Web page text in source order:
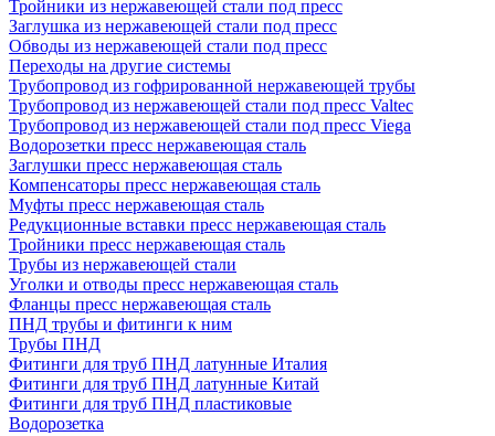
Тройники из нержавеющей стали под пресс
Заглушка из нержавеющей стали под пресс
Обводы из нержавеющей стали под пресс
Переходы на другие системы
Трубопровод из гофрированной нержавеющей трубы
Трубопровод из нержавеющей стали под пресс Valtec
Трубопровод из нержавеющей стали под пресс Viega
Водорозетки пресс нержавеющая сталь
Заглушки пресс нержавеющая сталь
Компенсаторы пресс нержавеющая сталь
Муфты пресс нержавеющая сталь
Редукционные вставки пресс нержавеющая сталь
Тройники пресс нержавеющая сталь
Трубы из нержавеющей стали
Уголки и отводы пресс нержавеющая сталь
Фланцы пресс нержавеющая сталь
ПНД трубы и фитинги к ним
Трубы ПНД
Фитинги для труб ПНД латунные Италия
Фитинги для труб ПНД латунные Китай
Фитинги для труб ПНД пластиковые
Водорозетка